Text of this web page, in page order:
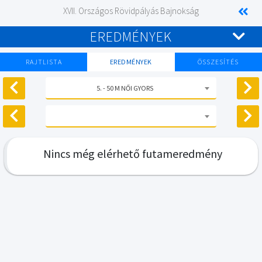
XVII. Országos Rövidpályás Bajnokság
EREDMÉNYEK
RAJTLISTA EREDMÉNYEK ÖSSZESÍTÉS
5. - 50 M NŐI GYORS
Nincs még elérhető futameredmény